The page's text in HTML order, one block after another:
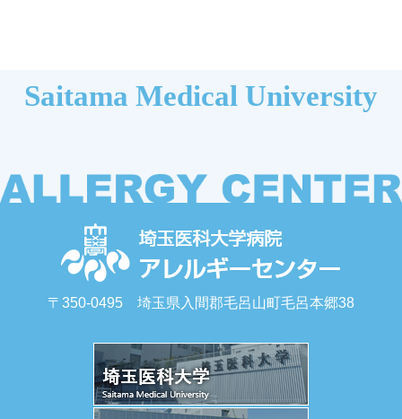
Saitama Medical University
〒350-0495 埼玉県入間郡毛呂山町毛呂本郷38